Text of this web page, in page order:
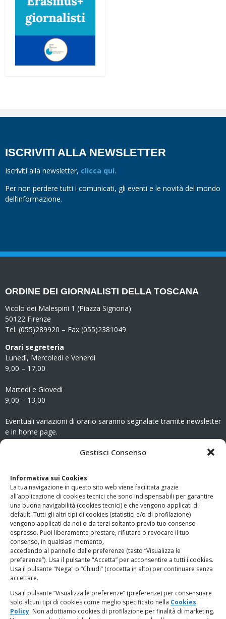
Gestisci Consenso
Informativa sui Cookies
La tua navigazione in questo sito web viene facilitata grazie
all’applicazione di cookies tecnici che sono indispensabili per garantire
una buona navigabilità (cookies tecnici) e che vengono applicati di
default. Tutti gli altri tipi di cookies (statistici e/o di profilazione)
vengono applicati da noi o da terzi soltanto previo tuo consenso
espresso. Puoi liberamente prestare, rifiutare o revocare il tuo
consenso, in qualsiasi momento,
accedendo al pannello delle preferenze (tasto “Visualizza le
preferenze”). Usa il pulsante "Accetta” per acconsentire a tutti i cookies.
Usa il pulsante "Nega" o “Chiudi” (crocetta in alto) per continuare senza
accettare.
Usa il pulsante “Visualizza le preferenze” (preferenze) per consensuare
solo alcuni tipi di cookies come meglio specificato nella Cookies
Policy Non adottiamo cookies di profilazione per finalità di marketing.
ISCRIVITI ALLA NEWSLETTER
Iscriviti alla newsletter, clicca qui.
Per non perdere tutti i comunicati, gli eventi e le novità del mondo
dell’informazione.
ORDINE DEI GIORNALISTI DELLA TOSCANA
Vicolo dei Malespini 1 (Piazza Signoria)
50122 Firenze
Tel. (055)289920 – Fax (055)2381049
Orari segreteria
Lunedì, Mercoledì e Venerdì
9,00 – 17,00
Martedì e Giovedì
9,00 – 13,00
Eventuali variazioni di orario saranno segnalate tramite newsletter
e in home page.
www.odg.toscana.it – testata registrata presso il Tribunale di
Firenze al nr. 5208 dell’ 08.10.2002. Direttore responsabile:
Giampaolo Marchini – C.F. 80005790482
LINK UTILI
PagoPA
Privacy Policy
Regolamento categorie particolari di dati personali e dati